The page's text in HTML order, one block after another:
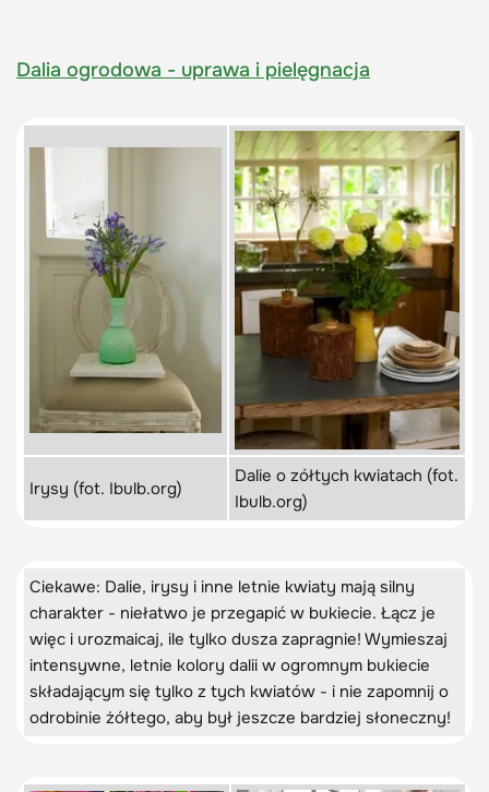
Dalia ogrodowa - uprawa i pielęgnacja
Irysy (fot. Ibulb.org)
Dalie o zółtych kwiatach (fot.
Ibulb.org)
Ciekawe: Dalie, irysy i inne letnie kwiaty mają silny
charakter - niełatwo je przegapić w bukiecie. Łącz je
więc i urozmaicaj, ile tylko dusza zapragnie! Wymieszaj
intensywne, letnie kolory dalii w ogromnym bukiecie
składającym się tylko z tych kwiatów - i nie zapomnij o
odrobinie żółtego, aby był jeszcze bardziej słoneczny!